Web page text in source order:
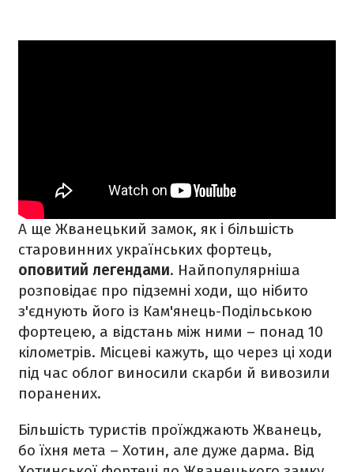
А ще Жванецький замок, як і більшість
старовинних українських фортець,
оповитий легендами. Найпопулярніша
розповідає про підземні ходи, що нібито
з'єднують його із Кам'янець-Подільською
фортецею, а відстань між ними – понад 10
кілометрів. Місцеві кажуть, що через ці ходи
під час облог виносили скарби й вивозили
поранених.
Більшість туристів проїжджають Жванець,
бо їхня мета – Хотин, але дуже дарма. Від